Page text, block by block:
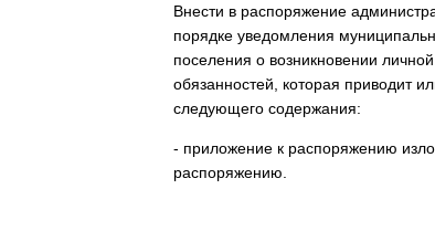
Внести в распоряжение
порядке уведомления
поселения о возникновении
обязанностей, которая приводит
следующего содержания:
- приложение к распоряжению
распоряжению.